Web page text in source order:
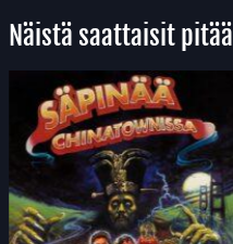
Näistä saattaisit pitää